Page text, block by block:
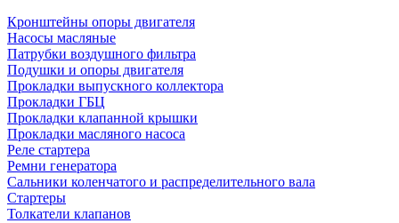
Кронштейны опоры двигателя
Насосы масляные
Патрубки воздушного фильтра
Подушки и опоры двигателя
Прокладки выпускного коллектора
Прокладки ГБЦ
Прокладки клапанной крышки
Прокладки масляного насоса
Реле стартера
Ремни генератора
Сальники коленчатого и распределительного вала
Стартеры
Толкатели клапанов